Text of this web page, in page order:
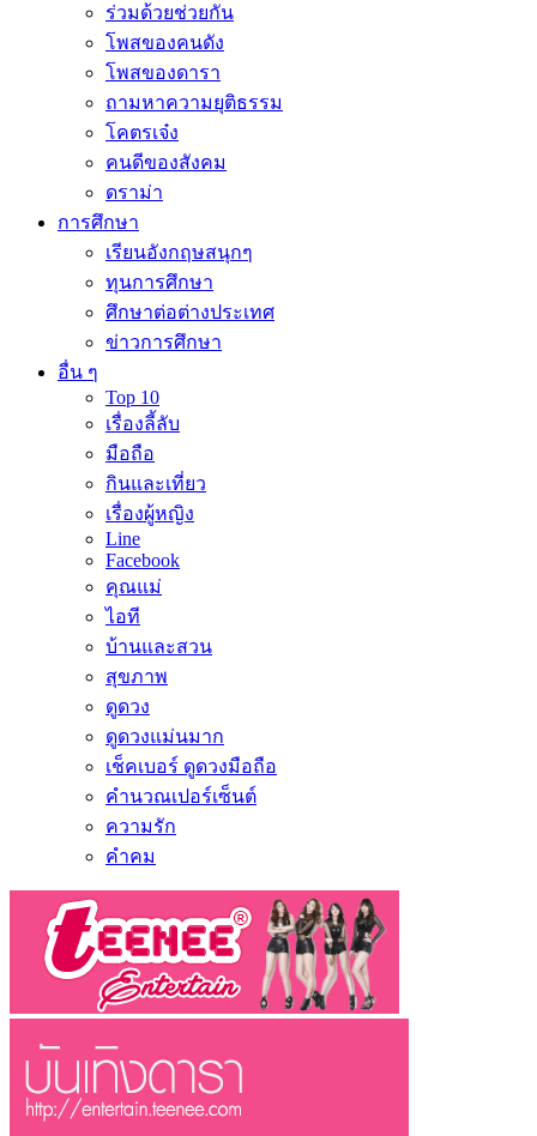
ร่วมด้วยช่วยกัน
โพสของคนดัง
โพสของดารา
ถามหาความยุติธรรม
โคตรเจ๋ง
คนดีของสังคม
ดราม่า
การศึกษา
เรียนอังกฤษสนุกๆ
ทุนการศึกษา
ศึกษาต่อต่างประเทศ
ข่าวการศึกษา
อื่น ๆ
Top 10
เรื่องลี้ลับ
มือถือ
กินและเที่ยว
เรื่องผู้หญิง
Line
Facebook
คุณแม่
ไอที
บ้านและสวน
สุขภาพ
ดูดวง
ดูดวงแม่นมาก
เช็คเบอร์ ดูดวงมือถือ
คำนวณเปอร์เซ็นต์
ความรัก
คำคม